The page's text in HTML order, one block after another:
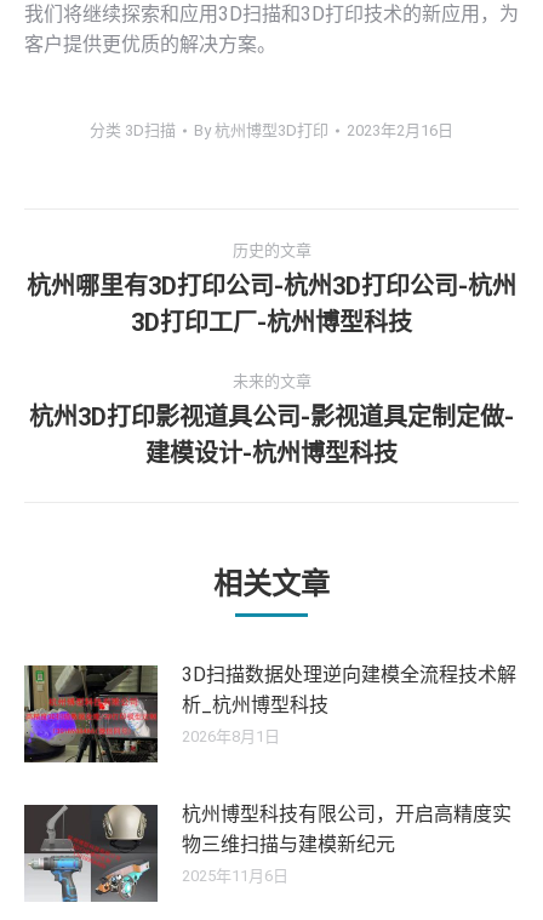
我们将继续探索和应用3D扫描和3D打印技术的新应用，为
客户提供更优质的解决方案。
分类 3D扫描 By杭州博型3D打印 2023年2月16日
章
航
历史的文章
历
史
文
章：
杭州哪里有3D打印公司-杭州3D打印公司-杭州
3D打印工厂-杭州博型科技
未来的文章
未
来
杭州3D打印影视道具公司-影视道具定制定做-
建模设计-杭州博型科技
相关文章
3D扫描数据处理逆向建模全流程技术解
析_杭州博型科技
2026年8月1日
杭州博型科技有限公司，开启高精度实
物三维扫描与建模新纪元
2025年11月6日